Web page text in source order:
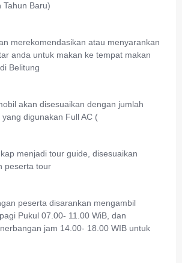
Tahun Baru)
merekomendasikan atau menyarankan
anda untuk makan ke tempat makan
Belitung
akan disesuaikan dengan jumlah
digunakan Full AC (
menjadi tour guide, disesuaikan
peserta tour
peserta disarankan mengambil
Pukul 07.00- 11.00 WiB, dan
jam 14.00- 18.00 WIB untuk